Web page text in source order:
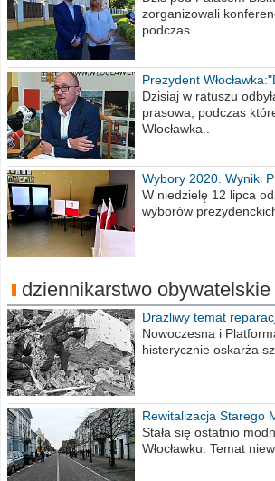
zorganizowali
podczas..
Prezydent
obrażajmy się”
Dzisiaj w ratuszu
prasowa, podczas
Włocławka..
Wybory 2020. Wyniki
procent obwodów
W niedzielę 12 lipca
wyborów
dziennikarstwo obywatelskie
Drażliwy temat
Nowoczesna i
histerycznie oskarża
Rewitalizacja Starego
Stała się ostatnio
Włocławku. Temat